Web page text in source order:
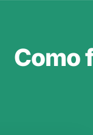
Como